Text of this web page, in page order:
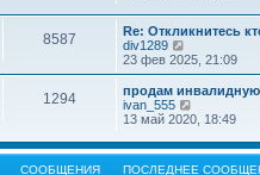
е
й
и
к
п
с
е
д
8587
Re: Откликнитесь
div1289
е
р
е
й
т
к
п
23 фев 2025, 21:09
1294
продам инвалидную
ivan_555
е
е
13 май 2020, 18:49
СООБЩЕНИЯ ПОСЛЕДНЕЕ